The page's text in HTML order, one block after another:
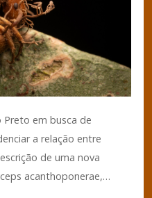
Preto em busca de
a relação entre
de uma nova
acanthoponerae,…